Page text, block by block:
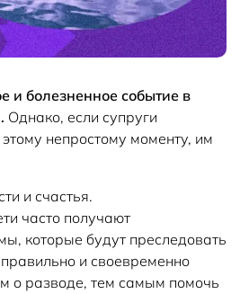
и болезненное событие в
Однако, если супруги
непростому моменту, им
и счастья.
часто получают
которые будут преследовать
и своевременно
о разводе, тем самым помочь